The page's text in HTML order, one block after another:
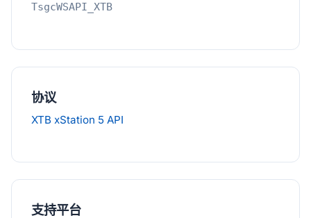
TsgcWSAPI_XTB
协议
XTB xStation 5 API
支持平台